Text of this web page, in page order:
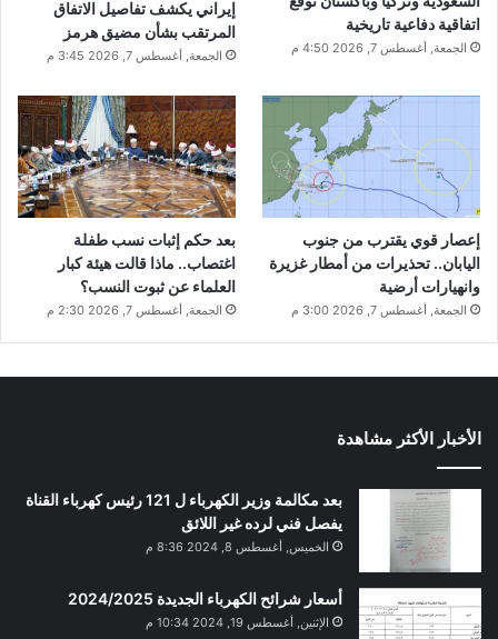
اتفاقية دفاعية تاريخية
الجمعة, أغسطس 7, 2026 4:50 م
إيراني يكشف تفاصيل الاتفاق
المرتقب بشأن مضيق هرمز
الجمعة, أغسطس 7, 2026 3:45 م
إعصار قوي يقترب من جنوب
اليابان.. تحذيرات من أمطار غزيرة
وانهيارات أرضية
الجمعة, أغسطس 7, 2026 3:00 م
بعد حكم إثبات نسب طفلة
اغتصاب.. ماذا قالت هيئة كبار
العلماء عن ثبوت النسب؟
الجمعة, أغسطس 7, 2026 2:30 م
الأخبار الأكثر مشاهدة
بعد مكالمة وزير الكهرباء ل 121 رئيس كهرباء القناة
يفصل فني لرده غير اللائق
الخميس, أغسطس 8, 2024 8:36 م
أسعار شرائح الكهرباء الجديدة 2024/2025
الإثنين, أغسطس 19, 2024 10:34 م